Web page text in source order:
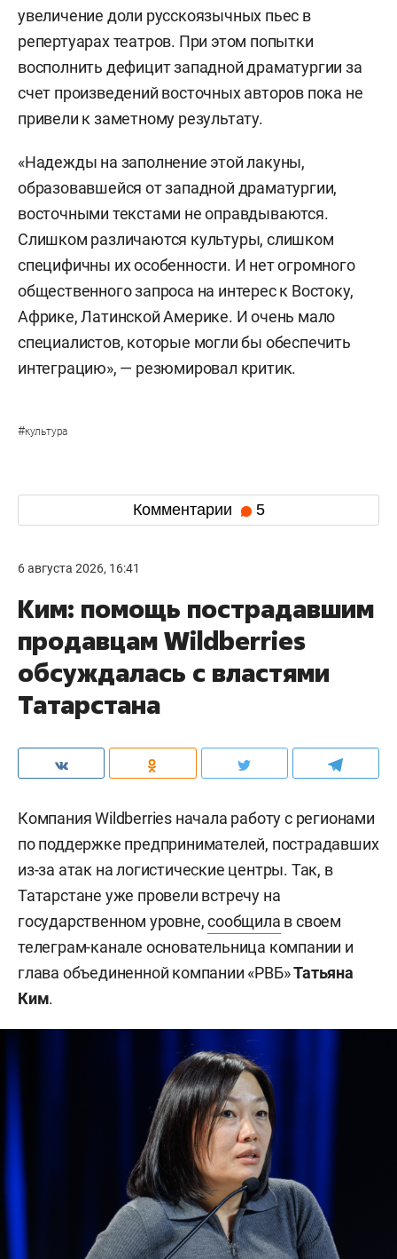
увеличение доли русскоязычных пьес в
репертуарах театров. При этом попытки
восполнить дефицит западной драматургии за
счет произведений восточных авторов пока не
привели к заметному результату.
«Надежды на заполнение этой лакуны,
образовавшейся от западной драматургии,
восточными текстами не оправдываются.
Слишком различаются культуры, слишком
специфичны их особенности. И нет огромного
общественного запроса на интерес к Востоку,
Африке, Латинской Америке. И очень мало
специалистов, которые могли бы обеспечить
интеграцию», — резюмировал критик.
#культура
Комментарии 5
6 августа 2026, 16:41
Ким: помощь пострадавшим
продавцам Wildberries
обсуждалась с властями
Татарстана
Компания Wildberries начала работу с регионами
по поддержке предпринимателей, пострадавших
из-за атак на логистические центры. Так, в
Татарстане уже провели встречу на
государственном уровне,сообщила в своем
телеграм-канале основательница компании и
глава объединенной компании «РВБ»Татьяна
Ким.